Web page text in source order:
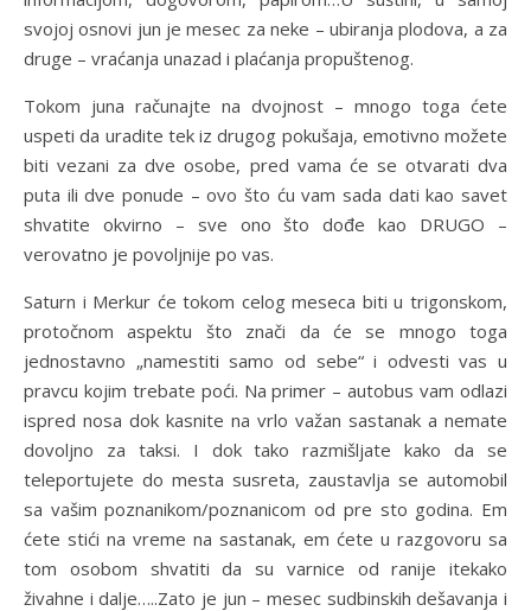
svojoj osnovi jun je mesec za neke – ubiranja plodova, a za
druge – vraćanja unazad i plaćanja propuštenog.
Tokom juna računajte na dvojnost – mnogo toga ćete
uspeti da uradite tek iz drugog pokušaja, emotivno možete
biti vezani za dve osobe, pred vama će se otvarati dva
puta ili dve ponude – ovo što ću vam sada dati kao savet
shvatite okvirno – sve ono što dođe kao DRUGO –
verovatno je povoljnije po vas.
Saturn i Merkur će tokom celog meseca biti u trigonskom,
protočnom aspektu što znači da će se mnogo toga
jednostavno „namestiti samo od sebe“ i odvesti vas u
pravcu kojim trebate poći. Na primer – autobus vam odlazi
ispred nosa dok kasnite na vrlo važan sastanak a nemate
dovoljno za taksi. I dok tako razmišljate kako da se
teleportujete do mesta susreta, zaustavlja se automobil
sa vašim poznanikom/poznanicom od pre sto godina. Em
ćete stići na vreme na sastanak, em ćete u razgovoru sa
tom osobom shvatiti da su varnice od ranije itekako
živahne i dalje…..Zato je jun – mesec sudbinskih dešavanja i